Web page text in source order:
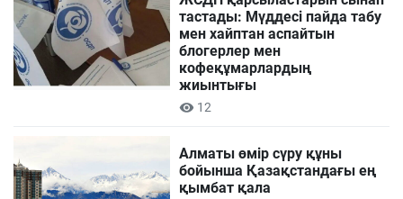
тастады: Мүддесі пайда табу
мен хайптан аспайтын
блогерлер мен
кофеқұмарлардың
жиынтығы
12
Алматы өмір сүру құны
бойынша Қазақстандағы ең
қымбат қала